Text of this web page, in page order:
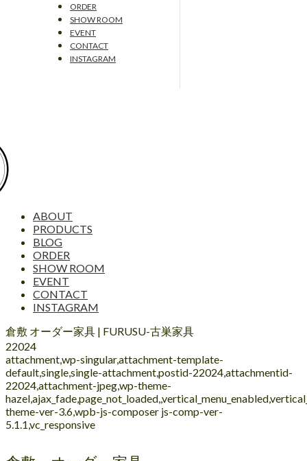
ORDER
SHOW ROOM
EVENT
CONTACT
INSTAGRAM
ABOUT
PRODUCTS
BLOG
ORDER
SHOW ROOM
EVENT
CONTACT
INSTAGRAM
倉敷 オーダー家具 | FURUSU-古巣家具
22024
attachment,wp-singular,attachment-template-
default,single,single-attachment,postid-22024,attachmentid-
22024,attachment-jpeg,wp-theme-
theme-ver-3.6,wpb-js-composer js-comp-ver-
5.1.1,vc_responsive